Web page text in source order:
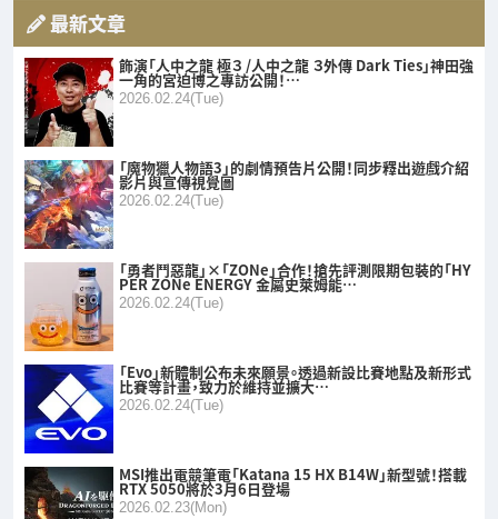
最新文章
飾演「人中之龍 極３ /人中之龍 ３外傳 Dark Ties」神田強
一角的宮迫博之專訪公開！…
2026.02.24(Tue)
「魔物獵人物語3」的劇情預告片公開！同步釋出遊戲介紹
影片與宣傳視覺圖
2026.02.24(Tue)
「勇者鬥惡龍」×「ZONe」合作！搶先評測限期包裝的「HY
PER ZONe ENERGY 金屬史萊姆能…
2026.02.24(Tue)
「Evo」新體制公布未來願景。透過新設比賽地點及新形式
比賽等計畫，致力於維持並擴大…
2026.02.24(Tue)
MSI推出電競筆電「Katana 15 HX B14W」新型號！搭載
RTX 5050將於3月6日登場
2026.02.23(Mon)